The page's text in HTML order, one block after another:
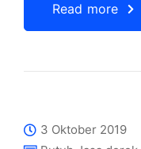
Read more
3 Oktober 2019